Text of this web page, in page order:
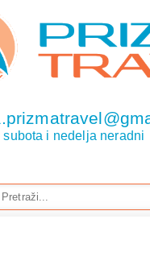
subota i nedelja neradni